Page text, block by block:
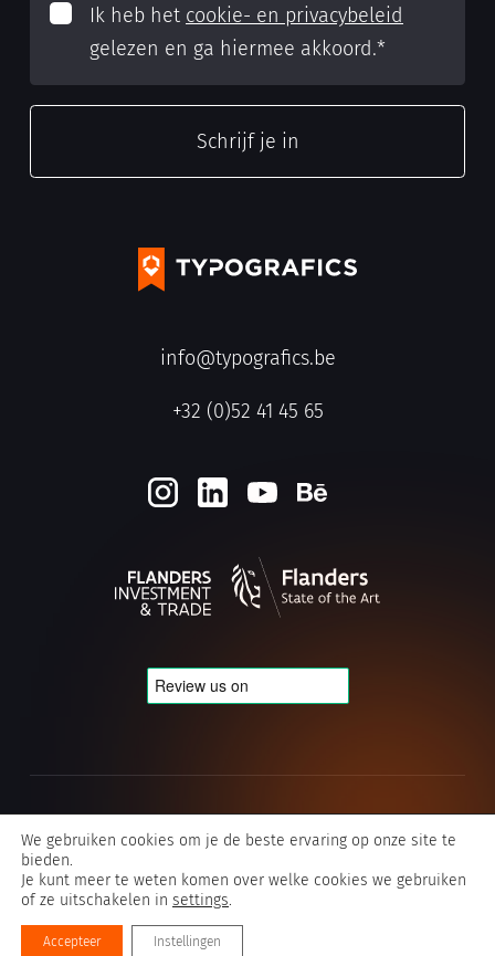
info@typografics.be
+32 (0)52 41 45 65
Ik heb het cookie- en privacybeleid
gelezen en ga hiermee akkoord.*
Algemene voorwaarden Typografics
We gebruiken cookies om je de beste ervaring op onze site te
bieden.
Je kunt meer te weten komen over welke cookies we gebruiken
of ze uitschakelen in settings.
Accepteer Instellingen